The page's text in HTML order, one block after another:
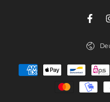
Zahlungsmöglichkeiten